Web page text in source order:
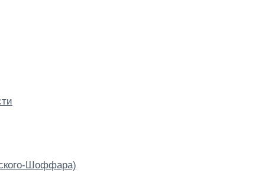
Шоффара)